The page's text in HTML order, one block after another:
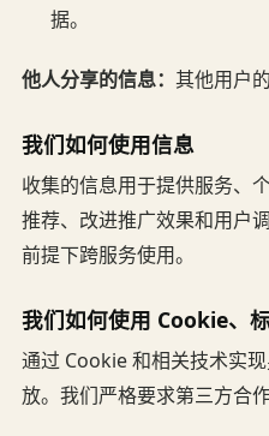
据。
他人分享的信息： 其他用户
我们如何使用信息
收集的信息用于提供服务、
推荐、改进推广效果和用户
前提下跨服务使用。
我们如何使用 Cookie、
通过 Cookie 和相关技术实
放。我们严格要求第三方合